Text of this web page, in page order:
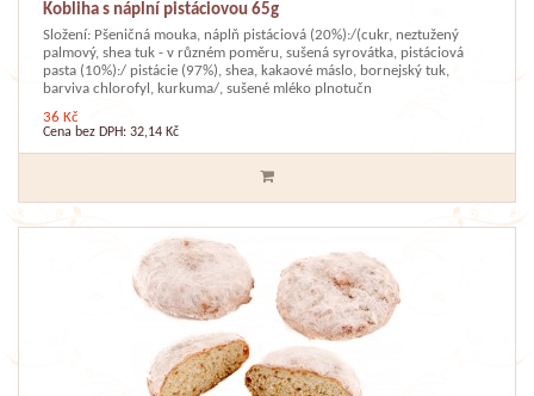
Kobliha s náplní pistáciovou 65g
Složení: Pšeničná mouka, náplň pistáciová (20%):/(cukr, neztužený
palmový, shea tuk - v různém poměru, sušená syrovátka, pistáciová
pasta (10%):/ pistácie (97%), shea, kakaové máslo, bornejský tuk,
barviva chlorofyl, kurkuma/, sušené mléko plnotučn
36 Kč
Cena bez DPH: 32,14 Kč